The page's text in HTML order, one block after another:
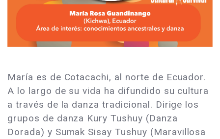
María es de Cotacachi, al norte de Ecuador.
A lo largo de su vida ha difundido su cultura
a través de la danza tradicional. Dirige los
grupos de danza Kury Tushuy (Danza
Dorada) y Sumak Sisay Tushuy (Maravillosa